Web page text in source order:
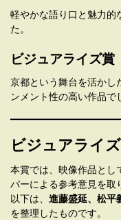
軽やかな語り口と魅力的
た。
ビジュアライズ賞
京都という舞台を活かし
ンメント性の高い作品で
ビジュアライ
本賞では、映像作品とし
バーによる参考意見を取
以下は、 進藤盛延、松平
を整理したものです。